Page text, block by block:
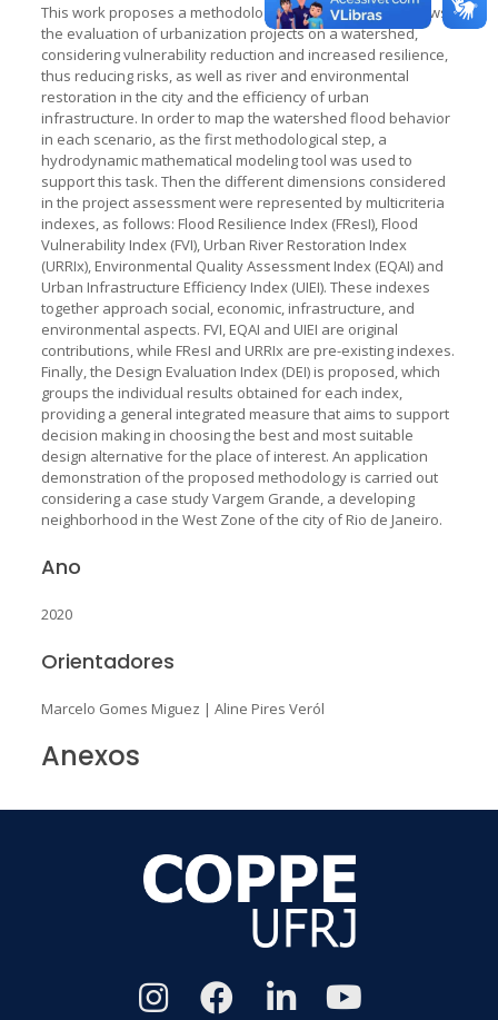
This work proposes a methodological framework that allows
the evaluation of urbanization projects on a watershed,
considering vulnerability reduction and increased resilience,
thus reducing risks, as well as river and environmental
restoration in the city and the efficiency of urban
infrastructure. In order to map the watershed flood behavior
in each scenario, as the first methodological step, a
hydrodynamic mathematical modeling tool was used to
support this task. Then the different dimensions considered
in the project assessment were represented by multicriteria
indexes, as follows: Flood Resilience Index (FResI), Flood
Vulnerability Index (FVI), Urban River Restoration Index
(URRIx), Environmental Quality Assessment Index (EQAI) and
Urban Infrastructure Efficiency Index (UIEI). These indexes
together approach social, economic, infrastructure, and
environmental aspects. FVI, EQAI and UIEI are original
contributions, while FResI and URRIx are pre-existing indexes.
Finally, the Design Evaluation Index (DEI) is proposed, which
groups the individual results obtained for each index,
providing a general integrated measure that aims to support
decision making in choosing the best and most suitable
design alternative for the place of interest. An application
demonstration of the proposed methodology is carried out
considering a case study Vargem Grande, a developing
neighborhood in the West Zone of the city of Rio de Janeiro.
Ano
2020
Orientadores
Marcelo Gomes Miguez | Aline Pires Veról
Anexos